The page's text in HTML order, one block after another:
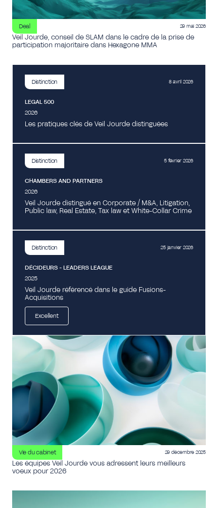
Deal 29 mai 2026
Veil Jourde, conseil de SLAM dans le cadre de la prise de
participation majoritaire dans Hexagone MMA
Distinction 8 avril 2026
LEGAL 500
2026
Les pratiques clés de Veil Jourde distinguées
Distinction 5 février 2026
CHAMBERS AND PARTNERS
2026
Veil Jourde distingué en Corporate / M&A, Litigation,
Public law, Real Estate, Tax law et White-Collar Crime
Distinction 25 janvier 2026
DÉCIDEURS - LEADERS LEAGUE
2025
Veil Jourde référencé dans le guide Fusions-
Acquisitions
Excellent
Vie du cabinet 29 décembre 2025
Les équipes Veil Jourde vous adressent leurs meilleurs
voeux pour 2026